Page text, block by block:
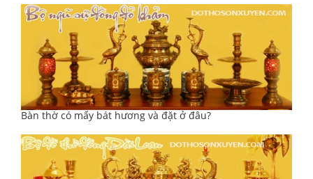
Bàn thờ có mấy bát hương và đặt ở đâu?